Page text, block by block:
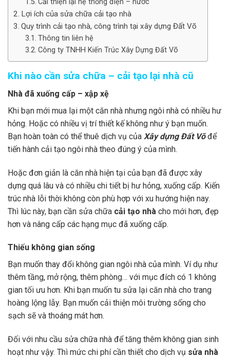
Cải thiện lại hệ thống điện – nước
Lợi ích của sửa chữa cải tạo nhà
Quy trình cải tạo nhà, công trình tại xây dựng Đất Võ
Thông tin liên hệ
Công ty TNHH Kiến Trúc Xây Dựng Đất Võ
Khi nào cần sửa chữa – cải tạo lại nhà cũ
Nhà đã xuống cấp – xập xệ
Khi bạn mới mua lại một căn nhà nhưng ngôi nhà có nhiều hư
hỏng. Hoặc có nhiều vị trí thiết kế không như ý bạn muốn.
Bạn hoàn toàn có thể thuê dịch vụ của Xây dựng Đất Võđể
tiến hành cải tạo ngôi nhà theo đúng ý của mình.
Hoặc đơn giản là căn nhà hiện tại của bạn đã được xây
dựng quá lâu và có nhiều chi tiết bị hư hỏng, xuống cấp. Kiến
trúc nhà lỗi thời không còn phù hợp với xu hướng hiện nay.
Thì lúc này, bạn cần sửa chữa cải tạo nhà cho mới hơn, đẹp
hơn và nâng cấp các hạng mục đã xuống cấp.
Thiếu không gian sống
Bạn muốn thay đổi không gian ngôi nhà của mình. Ví dụ như
thêm tầng, mở rộng, thêm phòng… với mục đích có 1 không
gian tối ưu hơn. Khi bạn muốn tu sửa lại căn nhà cho trang
hoàng lộng lẫy. Bạn muốn cải thiện môi trường sống cho
sạch sẽ và thoáng mát hơn.
Đối với nhu cầu sửa chữa nhà để tăng thêm không gian sinh
hoạt như vậy. Thì mức chi phí cần thiết cho dịch vụ sửa nhà